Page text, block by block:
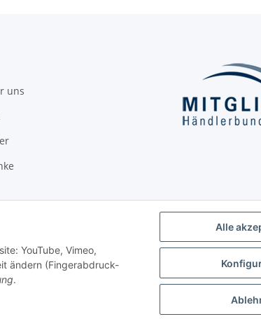
Alle
YouTube, Vimeo,
ändern (Fingerabdruck-
.
uns